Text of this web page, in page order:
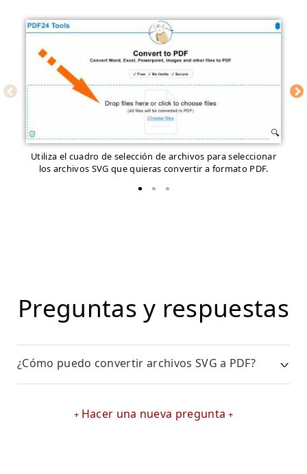
Utiliza el cuadro de selección de archivos para seleccionar
los archivos SVG que quieras convertir a formato PDF.
Preguntas y respuestas
¿Cómo puedo convertir archivos SVG a PDF?
Hacer una nueva pregunta